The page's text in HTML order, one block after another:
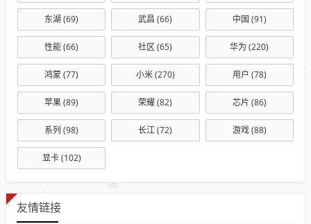
东湖 (69) 武昌 (66) 中国 (91)
性能(66) 社区 (65) 华为 (220)
鸿蒙(77) 小米(270) 用户 (78)
苹果(89) 荣耀(82) 芯片 (86)
系列 (98) 长江(72) 游戏(88)
显卡(102)
友情链接